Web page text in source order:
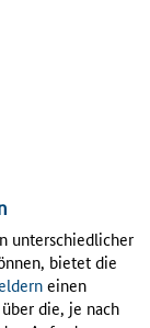
unterschiedlicher
bietet die
einen
die, je nach